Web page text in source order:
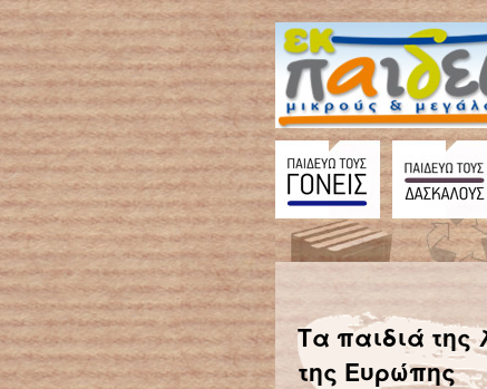
Σύλλογος Διδακτικού προσωπικού Φιλοσοφικής Σχολής ΕΚΠΑ: “Σχέδιο Αθηνά; Όχι ευχαριστώ”
Τα παιδιά της
της Ευρώπης